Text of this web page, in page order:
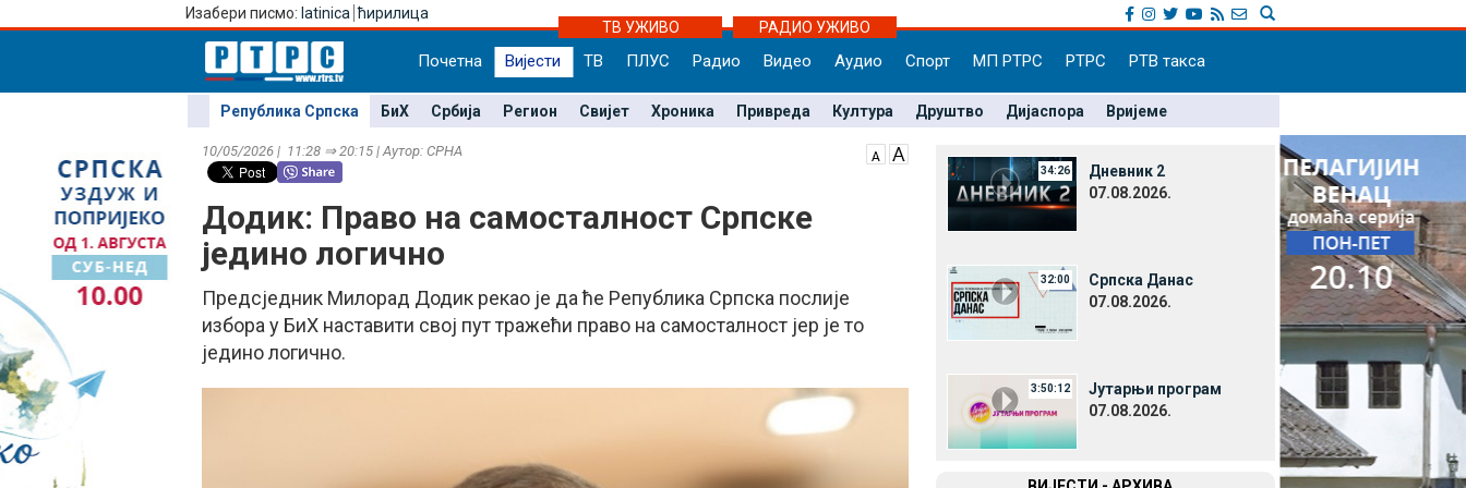
Изабери писмо: latinica ћирилица
ТВ УЖИВО
РАДИО УЖИВО
Почетна Вијести ТВ ПЛУС Радио Видео Аудио Спорт МП РТРС РТРС РТВ такса
Република Српска БиХ Србија Регион Свијет Хроника Привреда Култура Друштво Дијаспора Вријеме
10/05/2026 | 11:28 ⇒ 20:15 | Аутор: СРНА
Додик: Право на самосталност Српске
једино логично
Предсједник Милорад Додик рекао је да ће Република Српска послије
избора у БиХ наставити свој пут тражећи право на самосталност јер је то
једино логично.
34:26
Дневник 2
07.08.2026.
32:00
Српска Данас
07.08.2026.
3:50:12
Јутарњи програм
07.08.2026.